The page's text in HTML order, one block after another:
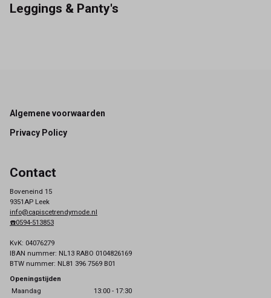
Capisce
Leggings & Panty's
Footer
Algemene voorwaarden
Privacy Policy
Contact
Boveneind 15
9351AP Leek
info@capiscetrendymode.nl
☎️0594-513853
KvK: 04076279
IBAN nummer: NL13 RABO 0104826169
BTW nummer: NL81 396 7569 B01
Openingstijden
Maandag
13:00 - 17:30